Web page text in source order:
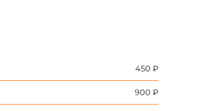
450 ₽
900 ₽